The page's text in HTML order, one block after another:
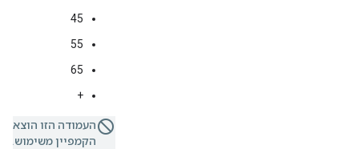
45
55
65
+
העמודה הזו
הקמפיין משימוש.